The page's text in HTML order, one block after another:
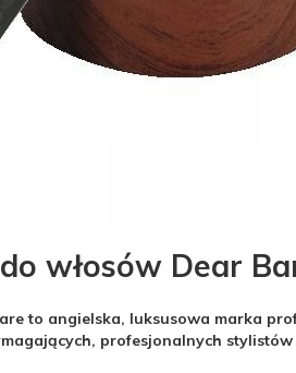
włosów Dear
to angielska, luksusowa marka
profesjonalnych